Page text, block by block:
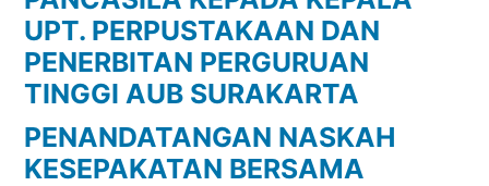
UPT. PERPUSTAKAAN DAN
PENERBITAN PERGURUAN
TINGGI AUB SURAKARTA
PENANDATANGAN NASKAH
KESEPAKATAN BERSAMA